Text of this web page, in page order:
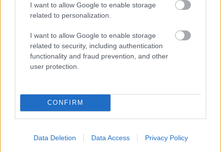
I want to allow Google to enable storage
related to personalization.
I want to allow Google to enable storage
related to security, including authentication
functionality and fraud prevention, and other
user protection.
CONFIRM
Data Deletion Data Access Privacy Policy
@Karl Friedrich Drais der Freiherr von Sauerbronn
Sokat jártam anno a Moszkva térre/ről reggelente,
meg este, hajnaltájt is, de soha nem okozott
problémát az egyik megállóból a másikba
átgyalogolni. Ne lustuljunk már annyira el. Mert ez
az, és más egyébre is kihatása van.
GalMihaly
13 éve
: A táblákat a BKK Közút gyártja a saját
táblagyárában. Csak hogy tisztán lássunk ebben is :)